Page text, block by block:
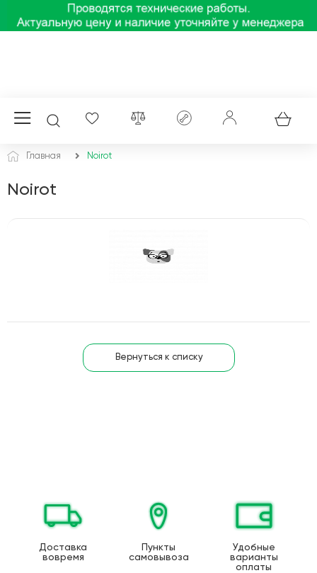
Главная Noirot
Noirot
Вернуться к списку
Доставка
вовремя
Пункты
самовывоза
Удобные
варианты
оплаты